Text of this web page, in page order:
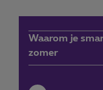
Waarom je
zomer